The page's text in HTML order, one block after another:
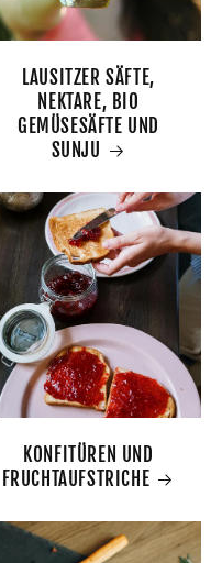
LAUSITZER SÄFTE,
NEKTARE, BIO
GEMÜSESÄFTE UND
SUNJU
KONFITÜREN UND
FRUCHTAUFSTRICHE